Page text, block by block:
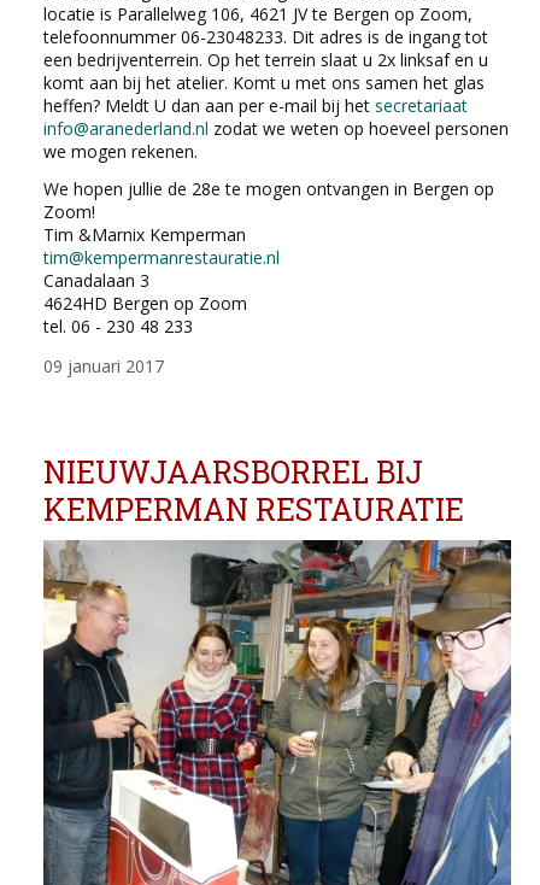
locatie is Parallelweg 106, 4621 JV te Bergen op Zoom,
telefoonnummer 06-23048233. Dit adres is de ingang tot
een bedrijventerrein. Op het terrein slaat u 2x linksaf en u
komt aan bij het atelier. Komt u met ons samen het glas
heffen? Meldt U dan aan per e-mail bij het secretariaat
info@aranederland.nl zodat we weten op hoeveel personen
we mogen rekenen.
We hopen jullie de 28e te mogen ontvangen in Bergen op
Zoom!
Tim &Marnix Kemperman
tim@kempermanrestauratie.nl
Canadalaan 3
4624HD Bergen op Zoom
tel. 06 - 230 48 233
09 januari 2017
NIEUWJAARSBORREL BIJ
KEMPERMAN RESTAURATIE